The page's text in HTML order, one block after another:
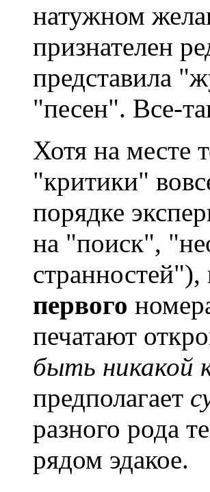
натужном
признателен
представила
"песен". Все-
Хотя на месте
"критики"
порядке
на "поиск",
первого
печатают
быть никакой
предполагает
разного рода
рядом эдакое.